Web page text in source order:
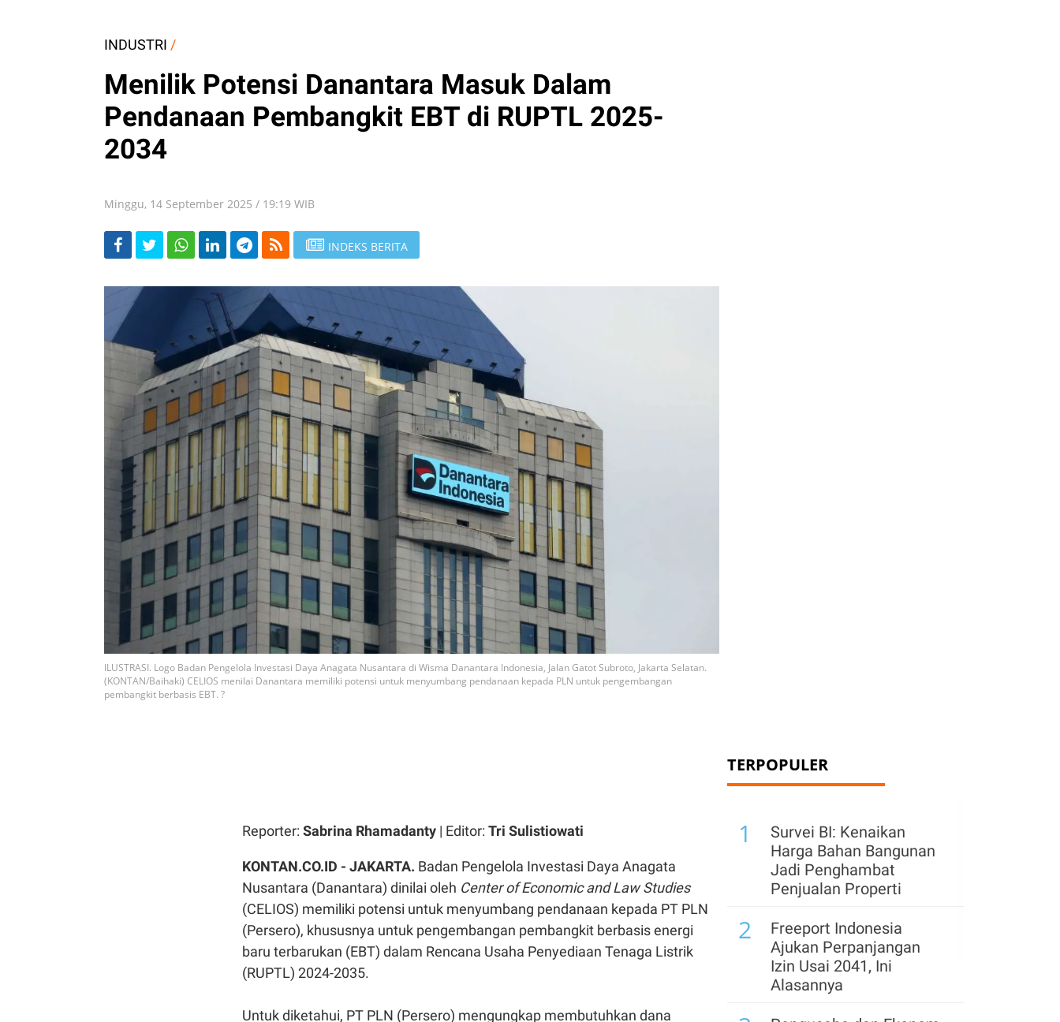
INDUSTRI /
Menilik Potensi Danantara Masuk Dalam
Pendanaan Pembangkit EBT di RUPTL 2025-
2034
Minggu, 14 September 2025 / 19:19 WIB
INDEKS BERITA
ILUSTRASI. Logo Badan Pengelola Investasi Daya Anagata Nusantara di Wisma Danantara Indonesia, Jalan Gatot Subroto, Jakarta Selatan.
(KONTAN/Baihaki) CELIOS menilai Danantara memiliki potensi untuk menyumbang pendanaan kepada PLN untuk pengembangan
pembangkit berbasis EBT. ?
Reporter: Sabrina Rhamadanty | Editor: Tri Sulistiowati
KONTAN.CO.ID - JAKARTA. Badan Pengelola Investasi Daya Anagata
Nusantara (Danantara) dinilai oleh Center of Economic and Law Studies
(CELIOS) memiliki potensi untuk menyumbang pendanaan kepada PT PLN
(Persero), khususnya untuk pengembangan pembangkit berbasis energi
baru terbarukan (EBT) dalam Rencana Usaha Penyediaan Tenaga Listrik
(RUPTL) 2024-2035.
Untuk diketahui, PT PLN (Persero) mengungkap membutuhkan dana
TERPOPULER
1
Survei BI: Kenaikan
Harga Bahan Bangunan
Jadi Penghambat
Penjualan Properti
2
Freeport Indonesia
Ajukan Perpanjangan
Izin Usai 2041, Ini
Alasannya